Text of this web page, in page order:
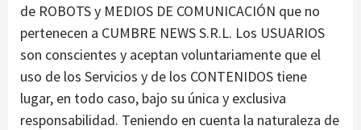
de ROBOTS y MEDIOS DE COMUNICACIÓN que no
pertenecen a CUMBRE NEWS S.R.L. Los USUARIOS
son conscientes y aceptan voluntariamente que el
uso de los Servicios y de los CONTENIDOS tiene
lugar, en todo caso, bajo su única y exclusiva
responsabilidad. Teniendo en cuenta la naturaleza de